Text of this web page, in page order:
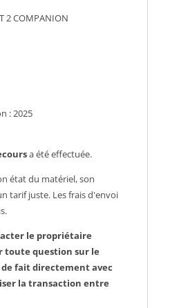
2 COMPANION
: 2025
a été effectuée.
état du matériel, son
tarif juste. Les frais d'envoi
le propriétaire
toute question sur le
fait directement avec
la transaction entre